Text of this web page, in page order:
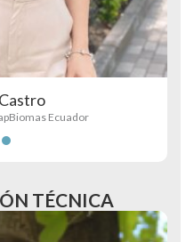
Ecuador
TÉCNICA